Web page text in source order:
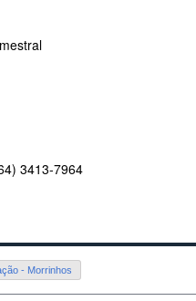
3413-7964
- Morrinhos